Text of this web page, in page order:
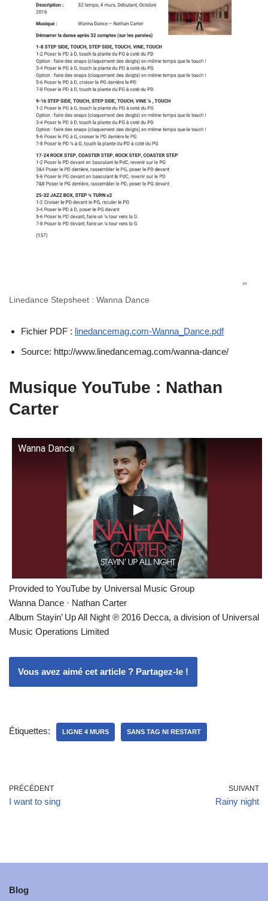
Linedance Stepsheet : Wanna Dance
Fichier PDF : linedancemag.com-Wanna_Dance.pdf
Source: http://www.linedancemag.com/wanna-dance/
Musique YouTube : Nathan
Carter
Wanna Dance
Provided to YouTube by Universal Music Group
Wanna Dance · Nathan Carter
Album Stayin’ Up All Night ℗ 2016 Decca, a division of Universal
Music Operations Limited
Vous avez aimé cet article ? Partagez-le !
Étiquettes: LIGNE 4 MURS SANS TAG NI RESTART
PRÉCÉDENT
I want to sing
SUIVANT
Rainy night
Blog